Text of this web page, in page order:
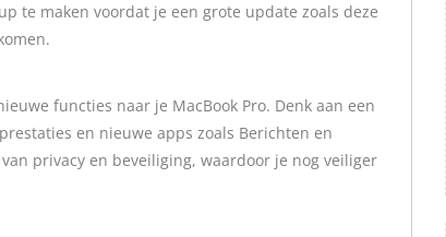
te maken voordat je een grote update zoals deze
functies naar je MacBook Pro. Denk aan een
en nieuwe apps zoals Berichten en
privacy en beveiliging, waardoor je nog veiliger